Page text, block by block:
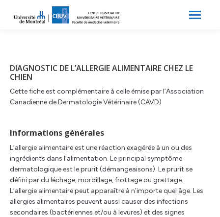
DIAGNOSTIC DE L’ALLERGIE ALIMENTAIRE CHEZ LE
CHIEN
Cette fiche est complémentaire à celle émise par l’Association
Canadienne de Dermatologie Vétérinaire (CAVD)
Informations générales
L’allergie alimentaire est une réaction exagérée à un ou des
ingrédients dans l’alimentation. Le principal symptôme
dermatologique est le prurit (démangeaisons). Le prurit se
défini par du léchage, mordillage, frottage ou grattage.
L’allergie alimentaire peut apparaître à n’importe quel âge. Les
allergies alimentaires peuvent aussi causer des infections
secondaires (bactériennes et/ou à levures) et des signes